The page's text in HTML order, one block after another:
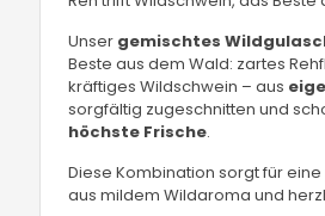
Unser gemischtes
Beste aus dem Wald: zartes
kräftiges Wildschwein – aus
sorgfältig zugeschnitten und
höchste Frische.
Diese Kombination sorgt für
aus mildem Wildaroma und